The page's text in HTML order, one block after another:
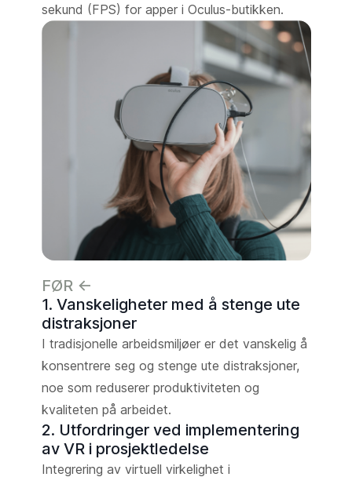
sekund (FPS) for apper i Oculus-butikken.
FØR <-
1. Vanskeligheter med å stenge ute
distraksjoner
I tradisjonelle arbeidsmiljøer er det vanskelig å
konsentrere seg og stenge ute distraksjoner,
noe som reduserer produktiviteten og
kvaliteten på arbeidet.
2. Utfordringer ved implementering
av VR i prosjektledelse
Integrering av virtuell virkelighet i